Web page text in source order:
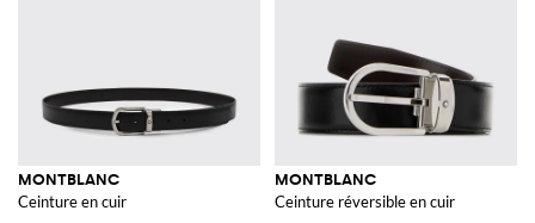
MONTBLANC
Ceinture en cuir
MONTBLANC
Ceinture réversible en cuir